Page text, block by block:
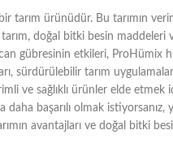
tarım ürünüdür. Bu tarımın
doğal bitki besin maddeleri
gübresinin etkileri,
sürdürülebilir tarım
ve sağlıklı ürünler elde
başarılı olmak istiyorsanız,
avantajları ve doğal bitki